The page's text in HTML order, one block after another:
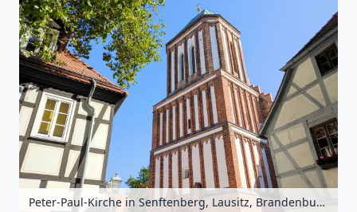
Peter-Paul-Kirche in Senftenberg, Lausitz, Brandenburg, Deutschland